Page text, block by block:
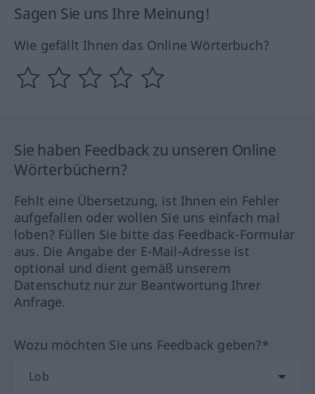
Sagen Sie uns Ihre Meinung!
Wie gefällt Ihnen das Online Wörterbuch?
Sie haben Feedback zu unseren Online
Wörterbüchern?
Fehlt eine Übersetzung, ist Ihnen ein Fehler
aufgefallen oder wollen Sie uns einfach mal
loben? Füllen Sie bitte das Feedback-Formular
aus. Die Angabe der E-Mail-Adresse ist
optional und dient gemäß unserem
Datenschutz nur zur Beantwortung Ihrer
Anfrage.
Wozu möchten Sie uns Feedback geben?*